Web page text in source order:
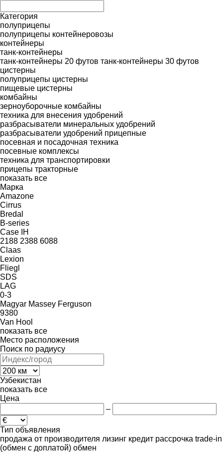
Категория
полуприцепы
полуприцепы контейнеровозы
контейнеры
танк-контейнеры
танк-контейнеры 20 футов танк-контейнеры 30 футов
цистерны
полуприцепы цистерны
пищевые цистерны
комбайны
зерноуборочные комбайны
техника для внесения удобрений
разбрасыватели минеральных удобрений
разбрасыватели удобрений прицепные
посевная и посадочная техника
посевные комплексы
техника для транспортировки
прицепы тракторные
показать все
Марка
Amazone
Cirrus
Bredal
B-series
Case IH
2188 2388 6088
Claas
Lexion
Fliegl
SDS
LAG
0-3
Magyar Massey Ferguson
9380
Van Hool
показать все
Место расположения
Поиск по радиусу
Узбекистан
показать все
Цена
–
Тип объявления
продажа от производителя лизинг кредит рассрочка trade-in
(обмен с доплатой) обмен